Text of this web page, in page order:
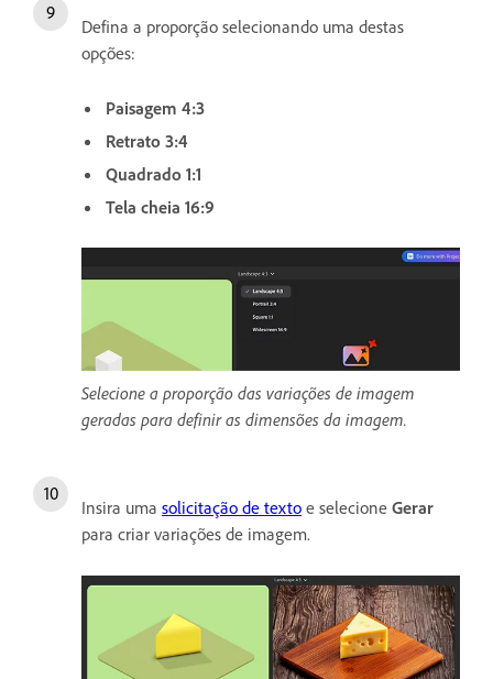
Defina a proporção selecionando uma destas
opções:
Paisagem 4:3
Retrato 3:4
Quadrado 1:1
Tela cheia 16:9
Selecione a proporção das variações de imagem
geradas para definir as dimensões da imagem.
Insira uma solicitação de texto e selecione Gerar
para criar variações de imagem.